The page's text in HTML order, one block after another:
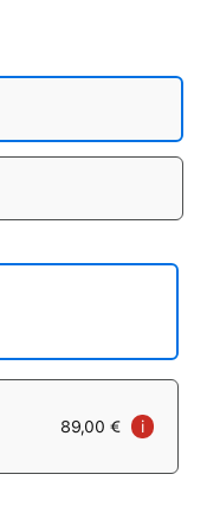
89,00 € i